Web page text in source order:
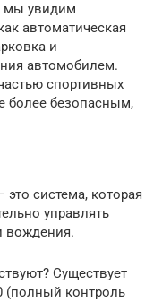
мы увидим
автоматическая
и
автомобилем.
спортивных
более безопасным,
система, которая
управлять
вождения.
Существует
(полный контроль